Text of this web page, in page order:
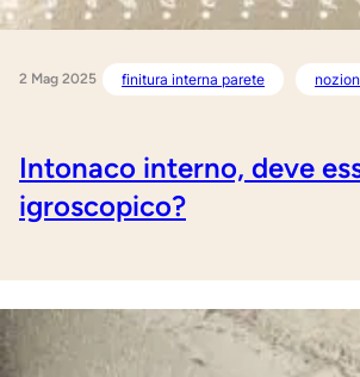
2 Mag 2025 finitura interna parete
Intonaco interno, deve
igroscopico?